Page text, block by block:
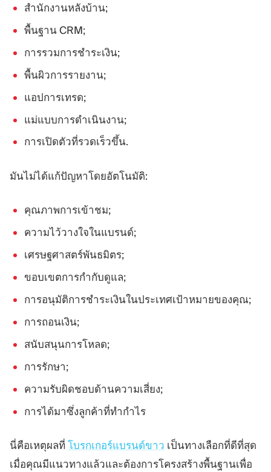
สำนักงานหลังบ้าน;
พื้นฐาน CRM;
การรวมการชำระเงิน;
พื้นผิวการรายงาน;
แอปการเทรด;
แม่แบบการดำเนินงาน;
การเปิดตัวที่รวดเร็วขึ้น.
มันไม่ได้แก้ปัญหาโดยอัตโนมัติ:
คุณภาพการเข้าชม;
ความไว้วางใจในแบรนด์;
เศรษฐศาสตร์พันธมิตร;
ขอบเขตการกำกับดูแล;
การอนุมัติการชำระเงินในประเทศเป้าหมายของคุณ;
การถอนเงิน;
สนับสนุนการโหลด;
การรักษา;
ความรับผิดชอบด้านความเสี่ยง;
การได้มาซึ่งลูกค้าที่ทำกำไร
นี่คือเหตุผลที่ โบรกเกอร์แบรนด์ขาว เป็นทางเลือกที่ดีที่สุด
เมื่อคุณมีแนวทางแล้วและต้องการโครงสร้างพื้นฐานเพื่อ